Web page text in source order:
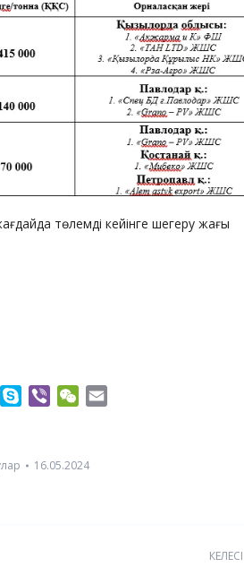
төлемді кейінге шегеру жағы
Outlook.com
SkypeViber WeChat
16.05.2024
КЕЛЕСІ